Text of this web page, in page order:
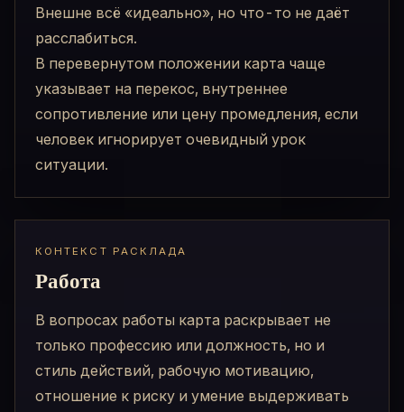
Внешне всё «идеально», но что-то не даёт
расслабиться.
В перевернутом положении карта чаще
указывает на перекос, внутреннее
сопротивление или цену промедления, если
человек игнорирует очевидный урок
ситуации.
КОНТЕКСТ РАСКЛАДА
Работа
В вопросах работы карта раскрывает не
только профессию или должность, но и
стиль действий, рабочую мотивацию,
отношение к риску и умение выдерживать